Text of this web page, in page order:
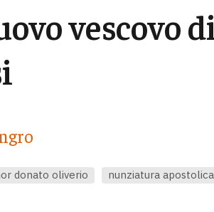
vescovo di
donato oliverio
nunziatura apostolica